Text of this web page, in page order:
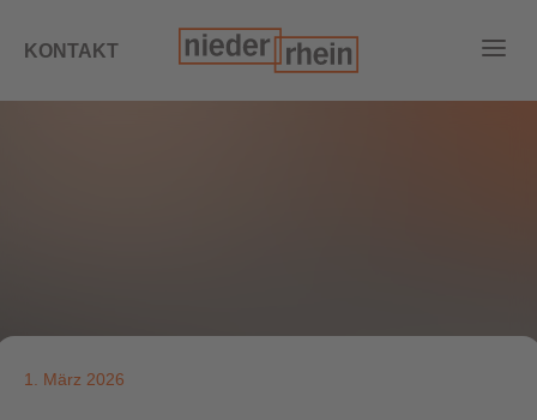
KONTAKT
1. März 2026